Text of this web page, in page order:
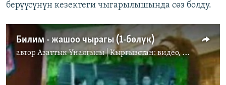
берүүсүнүн кезектеги чыгарылышында сөз болду.
Билим - жашоо чырагы (1-бөлүк)
автор Азаттык Үналгысы | Кыргызстан: видео, фото, кабарлар